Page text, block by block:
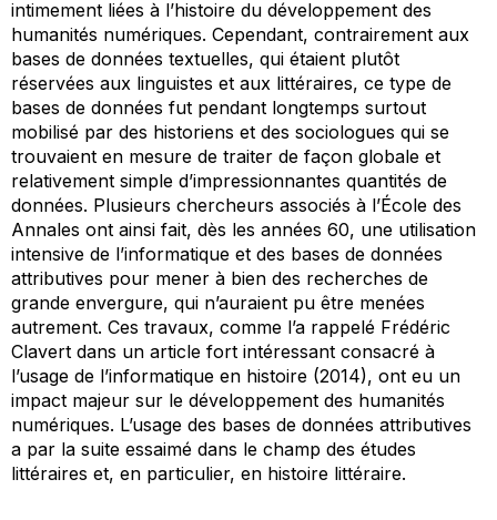
intimement liées à l’histoire du développement des
humanités numériques. Cependant, contrairement aux
bases de données textuelles, qui étaient plutôt
réservées aux linguistes et aux littéraires, ce type de
bases de données fut pendant longtemps surtout
mobilisé par des historiens et des sociologues qui se
trouvaient en mesure de traiter de façon globale et
relativement simple d’impressionnantes quantités de
données. Plusieurs chercheurs associés à l’École des
Annales ont ainsi fait, dès les années 60, une utilisation
intensive de l’informatique et des bases de données
attributives pour mener à bien des recherches de
grande envergure, qui n’auraient pu être menées
autrement. Ces travaux, comme l’a rappelé Frédéric
Clavert dans un article fort intéressant consacré à
l’usage de l’informatique en histoire (2014), ont eu un
impact majeur sur le développement des humanités
numériques. L’usage des bases de données attributives
a par la suite essaimé dans le champ des études
littéraires et, en particulier, en histoire littéraire.